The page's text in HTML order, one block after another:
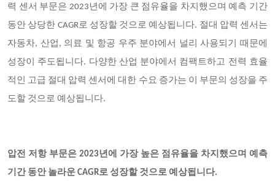
력 센서 부문은 2023년에 가장 큰 점유율을 차지했으며 예측 기간
동안 상당한 CAGR로 성장할 것으로 예상됩니다. 절대 압력 센서는
자동차, 산업, 의료 및 항공 우주 분야에서 널리 사용되기 때문에
성장이 주도됩니다. 다양한 산업 분야에서 컴팩트하고 전력 효율
적인 고급 절대 압력 센서에 대한 수요 증가는 이 부문의 성장을 주
도할 것으로 예상됩니다.
압전 저항 부문은 2023년에 가장 높은 점유율을 차지했으며 예측
기간 동안 놀라운 CAGR로 성장할 것으로 예상됩니다.